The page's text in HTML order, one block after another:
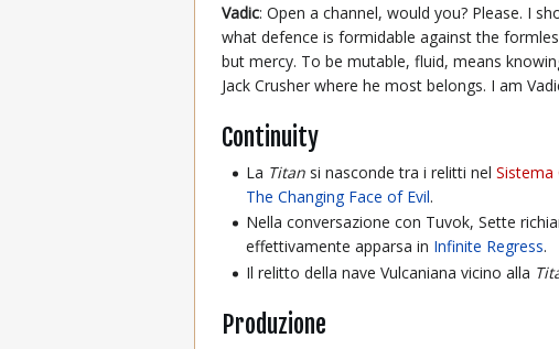
Vadic: Open a channel, would you? Please. I
what defence is formidable against the
but mercy. To be mutable, fluid, means
Jack Crusher where he most belongs. I am
Continuity
La Titan si nasconde tra i relitti nelSistema
The Changing Face of Evil.
Nella conversazione con Tuvok, Sette
effettivamente apparsa in Infinite Regress.
Il relitto della nave Vulcaniana vicino alla
Produzione